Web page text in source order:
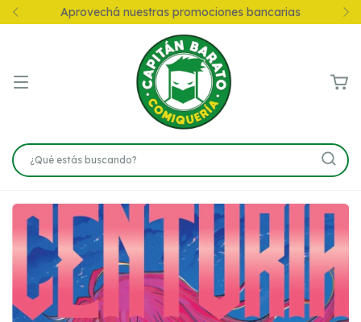
bancarias 10% en Preventas